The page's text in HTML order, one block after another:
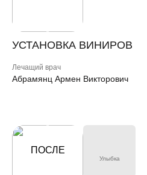
УСТАНОВКА ВИНИРОВ
Лечащий врач
Абрамянц Армен Викторович
ДО
ПОСЛЕ
Улыбка